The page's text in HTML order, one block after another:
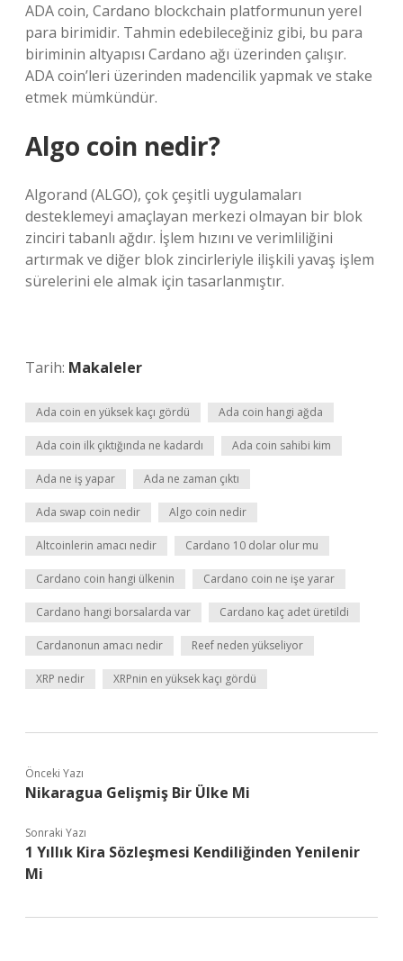
ADA coin, Cardano blockchain platformunun yerel
para birimidir. Tahmin edebileceğiniz gibi, bu para
biriminin altyapısı Cardano ağı üzerinden çalışır.
ADA coin’leri üzerinden madencilik yapmak ve stake
etmek mümkündür.
Algo coin nedir?
Algorand (ALGO), çok çeşitli uygulamaları
desteklemeyi amaçlayan merkezi olmayan bir blok
zinciri tabanlı ağdır. İşlem hızını ve verimliliğini
artırmak ve diğer blok zincirleriyle ilişkili yavaş işlem
sürelerini ele almak için tasarlanmıştır.
Tarih: Makaleler
Ada coin en yüksek kaçı gördü Ada coin hangi ağda
Ada coin ilk çıktığında ne kadardı Ada coin sahibi kim
Ada ne iş yapar Ada ne zaman çıktı
Ada swap coin nedir Algo coin nedir
Altcoinlerin amacı nedir Cardano 10 dolar olur mu
Cardano coin hangi ülkenin Cardano coin ne işe yarar
Cardano hangi borsalarda var Cardano kaç adet üretildi
Cardanonun amacı nedir Reef neden yükseliyor
XRP nedir XRPnin en yüksek kaçı gördü
Önceki Yazı
Nikaragua Gelişmiş Bir Ülke Mi
Sonraki Yazı
1 Yıllık Kira Sözleşmesi Kendiliğinden Yenilenir
Mi